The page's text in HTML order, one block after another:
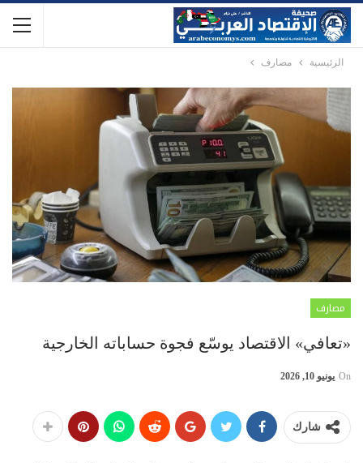
الرئيسية مصارف
مصارف
«تعافي» الاقتصاد يوسّع فجوة حساباته الخارجية
On يونيو 10, 2026
شارك